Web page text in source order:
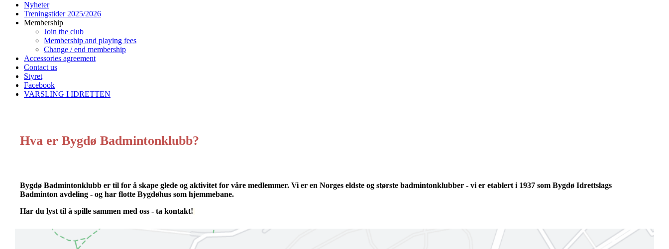
Nyheter
Treningstider 2025/2026
Membership
Join the club
Membership and playing fees
Change / end membership
Accessories agreement
Contact us
Styret
Facebook
VARSLING I IDRETTEN
Hva er Bygdø Badmintonklubb?
Bygdø Badmintonklubb er til for å skape glede og aktivitet for våre medlemmer. Vi er en Norges eldste og største badmintonklubber - vi er etablert i 1937 som Bygdø Idrettslags
Badminton avdeling - og har flotte Bygdøhus som hjemmebane.
Har du lyst til å spille sammen med oss - ta kontakt!